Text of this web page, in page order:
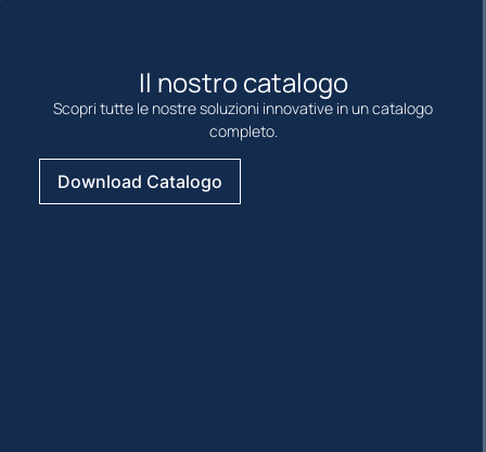
Il nostro catalogo
Scopri tutte le nostre soluzioni innovative in un catalogo
completo.
Download Catalogo